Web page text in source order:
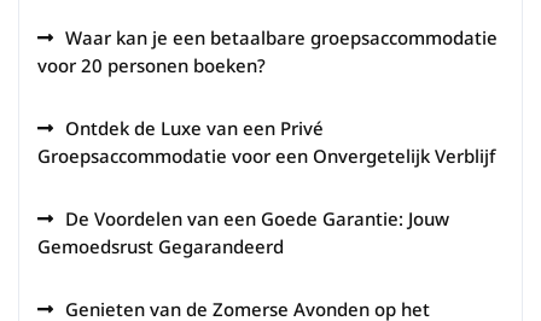
Waar kan je een betaalbare groepsaccommodatie
voor 20 personen boeken?
Ontdek de Luxe van een Privé
Groepsaccommodatie voor een Onvergetelijk Verblijf
De Voordelen van een Goede Garantie: Jouw
Gemoedsrust Gegarandeerd
Genieten van de Zomerse Avonden op het